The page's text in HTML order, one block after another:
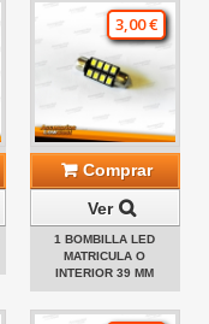
3,00 €
Comprar
Ver
1 BOMBILLA LED
MATRICULA O
INTERIOR 39 MM